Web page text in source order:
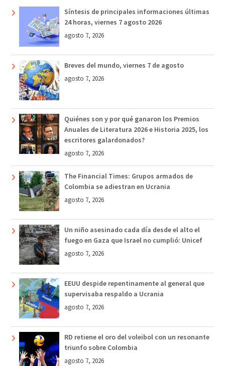
Síntesis de principales informaciones últimas
24 horas, viernes 7 agosto 2026
agosto 7, 2026
Breves del mundo, viernes 7 de agosto
agosto 7, 2026
Quiénes son y por qué ganaron los Premios
Anuales de Literatura 2026 e Historia 2025, los
escritores galardonados?
agosto 7, 2026
The Financial Times: Grupos armados de
Colombia se adiestran en Ucrania
agosto 7, 2026
Un niño asesinado cada día desde el alto el
fuego en Gaza que Israel no cumplió: Unicef
agosto 7, 2026
EEUU despide repentinamente al general que
supervisaba respaldo a Ucrania
agosto 7, 2026
RD retiene el oro del voleibol con un resonante
triunfo sobre Colombia
agosto 7, 2026